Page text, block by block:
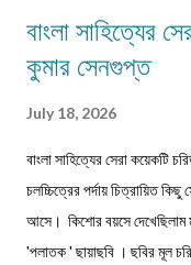
বাংলা সাহিত্যের
কুমার সেনগুপ্ত
July 18, 2026
বাংলা সাহিত্যের সেরা কয়েকটি
চলচ্চিত্রের পর্দায় চিত্রায়িত
আসে। কিশোর বয়সে দেখেছিলাম
'পলাতক ' ছায়াছবি ‌। ছবির মূল